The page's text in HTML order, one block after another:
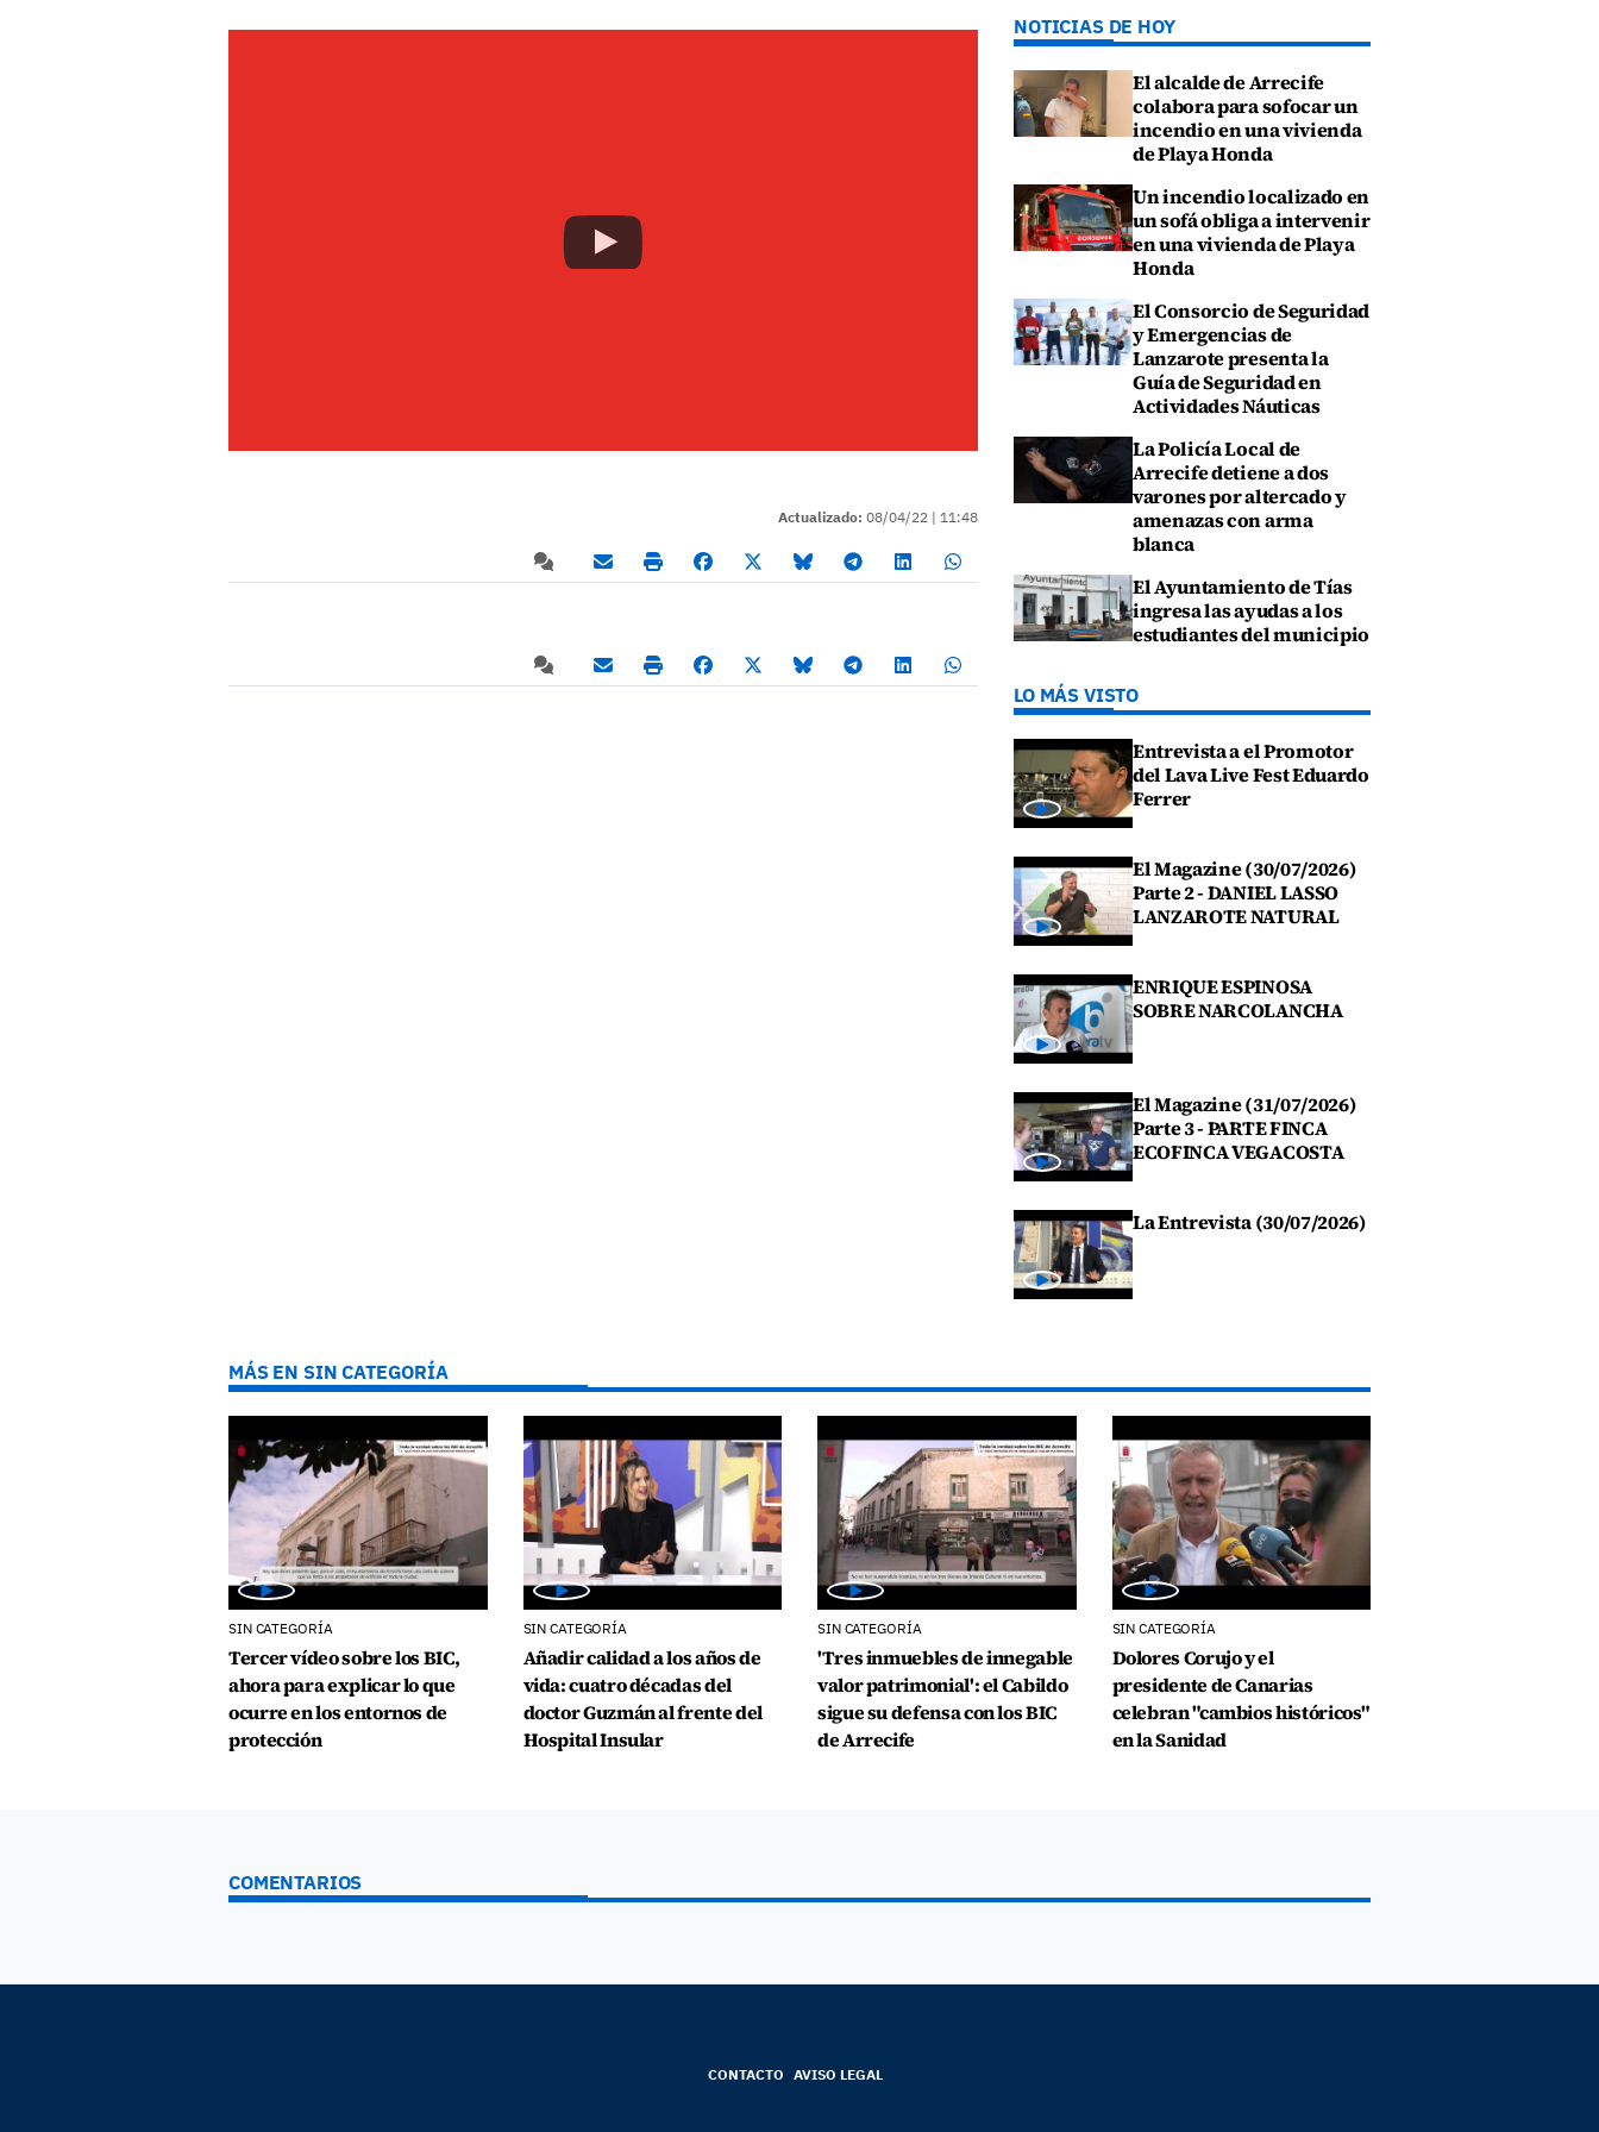
Actualizado: 08/04/22 | 11:48
NOTICIAS DE HOY
El alcalde de Arrecife
colabora para sofocar un
incendio en una vivienda
de Playa Honda
Un incendio localizado en
un sofá obliga a intervenir
en una vivienda de Playa
Honda
El Consorcio de Seguridad
y Emergencias de
Lanzarote presenta la
Guía de Seguridad en
Actividades Náuticas
La Policía Local de
Arrecife detiene a dos
varones por altercado y
amenazas con arma
blanca
El Ayuntamiento de Tías
ingresa las ayudas a los
estudiantes del municipio
LO MÁS VISTO
Entrevista a el Promotor
del Lava Live Fest Eduardo
Ferrer
El Magazine (30/07/2026)
Parte 2 - DANIEL LASSO
LANZAROTE NATURAL
ENRIQUE ESPINOSA
SOBRE NARCOLANCHA
El Magazine (31/07/2026)
Parte 3 - PARTE FINCA
ECOFINCA VEGACOSTA
La Entrevista (30/07/2026)
MÁS EN SIN CATEGORÍA
SIN CATEGORÍA
Tercer vídeo sobre los BIC,
ahora para explicar lo que
ocurre en los entornos de
protección
SIN CATEGORÍA
Añadir calidad a los años de
vida: cuatro décadas del
doctor Guzmán al frente del
Hospital Insular
SIN CATEGORÍA
'Tres inmuebles de innegable
valor patrimonial': el Cabildo
sigue su defensa con los BIC
de Arrecife
SIN CATEGORÍA
Dolores Corujo y el
presidente de Canarias
celebran "cambios históricos"
en la Sanidad
COMENTARIOS
CONTACTO AVISO LEGAL